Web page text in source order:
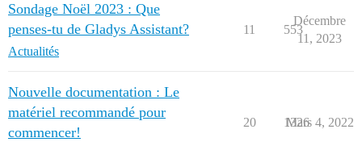
Sondage Noël 2023 : Que
penses-tu de Gladys Assistant?
Actualités
11 553
Décembre
11, 2023
Nouvelle documentation : Le
matériel recommandé pour
commencer!
20 1326
Mars 4, 2022